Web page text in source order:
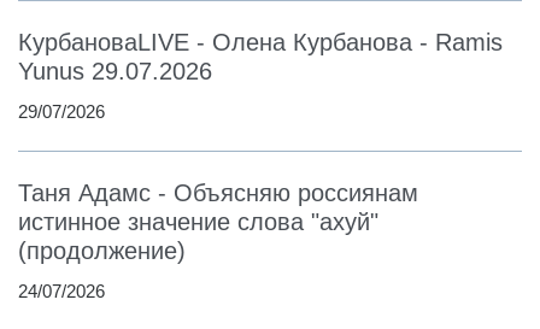
КурбановаLIVE - Олена Курбанова - Ramis
Yunus 29.07.2026
29/07/2026
Таня Адамс - Объясняю россиянам
истинное значение слова "ахуй"
(продолжение)
24/07/2026